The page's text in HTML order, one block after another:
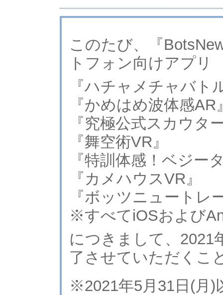
このたび、『
トフォン向けアプリ
『ハチャメチャバト
『かめはめ波体感AR
『究極公式スカウタ
『舞空術VR』
『特訓体感！ベジー
『カメハウスVR』
『ボッツニュートレ
※すべてiOSおよび
につきまして、2021
了させていただくこ
※2021年5月31日(月)